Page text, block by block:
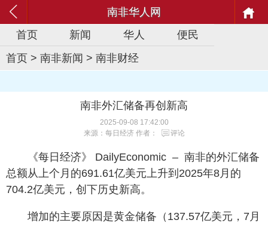
南非华人网
首页
新闻 华人
便民
首页 > 南非新闻 > 南非财经
南非外汇储备再创新高
2025-09-08 17:42:00
来源：每日经济 作者：
评论
《每日经济》 DailyEconomic – 南非的外汇储备
总额从上个月的691.61亿美元上升到2025年8月的
704.2亿美元，创下历史新高。
增加的主要原因是黄金储备（137.57亿美元，7月